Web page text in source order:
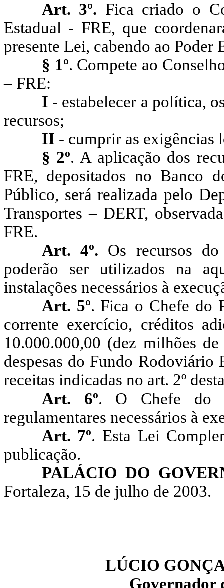
Art. 3º. Fica criado o
Estadual - FRE, que
presente Lei, cabendo ao
§ 1º. Compete ao
– FRE:
I - estabelecer a política,
recursos;
II - cumprir as exigências
§ 2º. A aplicação dos
FRE, depositados no Banco
Público, será realizada pelo
Transportes – DERT,
FRE.
Art. 4º. Os recursos
poderão ser utilizados na
instalações necessários à
Art. 5º. Fica o Chefe do
corrente exercício, créditos
10.000.000,00 (dez milhões
despesas do Fundo Rodoviário
receitas indicadas no art. 2º
Art. 6º. O Chefe do
regulamentares necessários à
Art. 7º. Esta Lei
publicação.
PALÁCIO DO
Fortaleza, 15 de julho de 2003.
LÚCIO
Governador